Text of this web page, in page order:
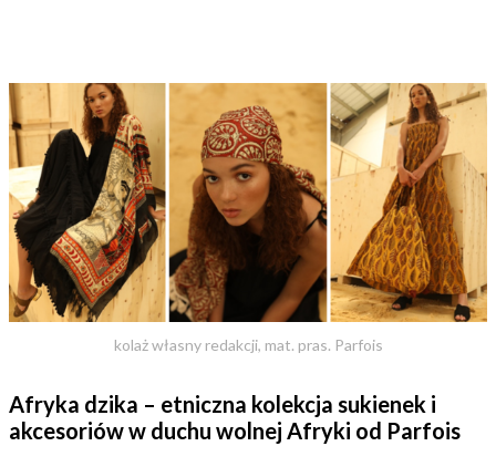
kolaż własny redakcji, mat. pras. Parfois
Afryka dzika – etniczna kolekcja sukienek i
akcesoriów w duchu wolnej Afryki od Parfois